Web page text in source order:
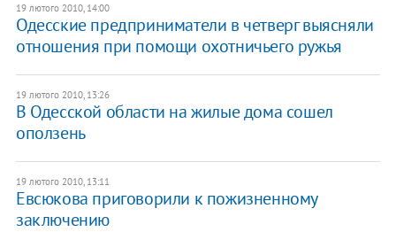
19 лютого 2010, 14:00
Одесские предприниматели в четверг выясняли
отношения при помощи охотничьего ружья
19 лютого 2010, 13:26
В Одесской области на жилые дома сошел
оползень
19 лютого 2010, 13:11
Евсюкова приговорили к пожизненному
заключению